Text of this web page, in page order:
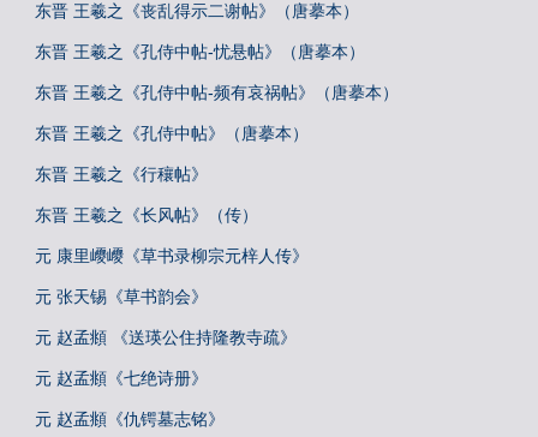
东晋 王羲之《丧乱得示二谢帖》（唐摹本）
东晋 王羲之《孔侍中帖-忧悬帖》（唐摹本）
东晋 王羲之《孔侍中帖-频有哀祸帖》（唐摹本）
东晋 王羲之《孔侍中帖》（唐摹本）
东晋 王羲之《行穰帖》
东晋 王羲之《长风帖》（传）
元 康里巎巎《草书录柳宗元梓人传》
元 张天锡《草书韵会》
元 赵孟頫 《送瑛公住持隆教寺疏》
元 赵孟頫《七绝诗册》
元 赵孟頫《仇锷墓志铭》